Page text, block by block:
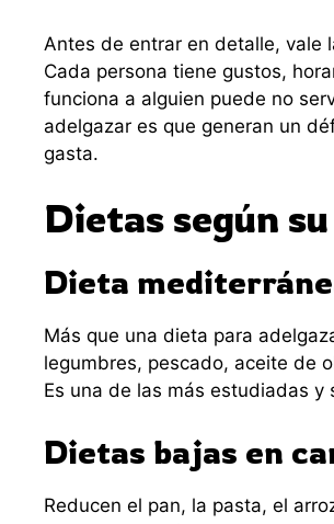
Antes de entrar en detalle, vale
Cada persona tiene gustos,
funciona a alguien puede no
adelgazar es que generan un
gasta.
Dietas según
Dieta
Más que una dieta para
legumbres, pescado, aceite de
Es una de las más estudiadas
Dietas bajas en
Reducen el pan, la pasta, el